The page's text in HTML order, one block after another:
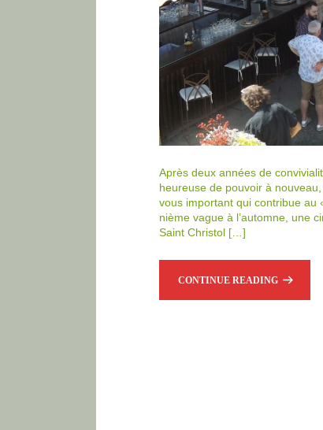
Après deux années de
heureuse de pouvoir à
vous important qui contribue au
nième vague à l’automne, une
Saint Christol […]
CONTINUE READING